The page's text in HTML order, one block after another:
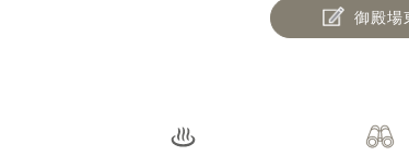
御殿場